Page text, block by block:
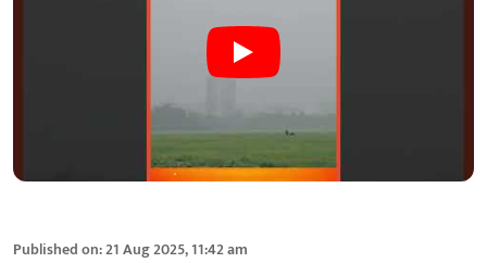
Published on:21 Aug 2025, 11:42 am